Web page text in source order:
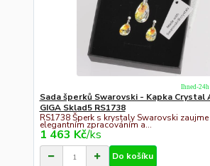
Sada šperků Swarovski - Kapka Crystal
GIGA Sklad5 RS1738
RS1738 Šperk s krystaly Swarovski zaujme
elegantním zpracováním a...
1 463 Kč/ks
Ihned-
Do košíku